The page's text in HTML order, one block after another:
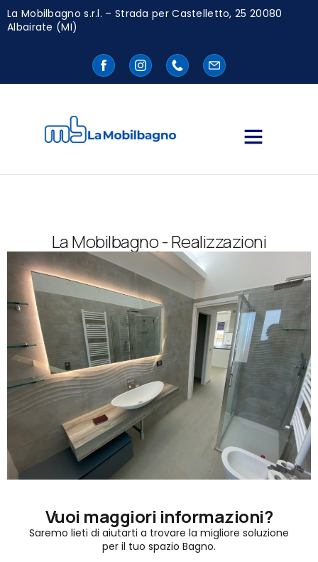
La Mobilbagno s.r.l. – Strada per Castelletto, 25 20080
Albairate (MI)
La Mobilbagno - Realizzazioni
Vuoi maggiori informazioni?
Saremo lieti di aiutarti a trovare la migliore soluzione
per il tuo spazio Bagno.